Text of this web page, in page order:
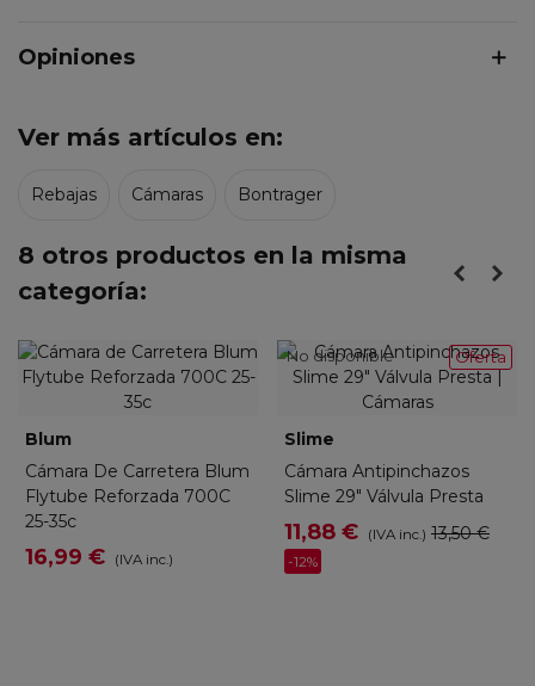
Opiniones
Ver más artículos en:
Rebajas Cámaras Bontrager
8 otros productos en la misma
categoría:
Blum
Cámara De Carretera Blum
Flytube Reforzada 700C
25-35c
16,99 € (IVA inc.)
Oferta
No disponible
Slime
Cámara Antipinchazos
Slime 29" Válvula Presta
11,88 € (IVA inc.) 13,50 €
-12%